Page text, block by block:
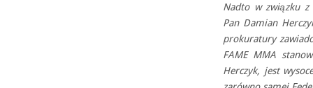
Nadto w związku z
Pan Damian
prokuratury
FAME MMA
Herczyk, jest